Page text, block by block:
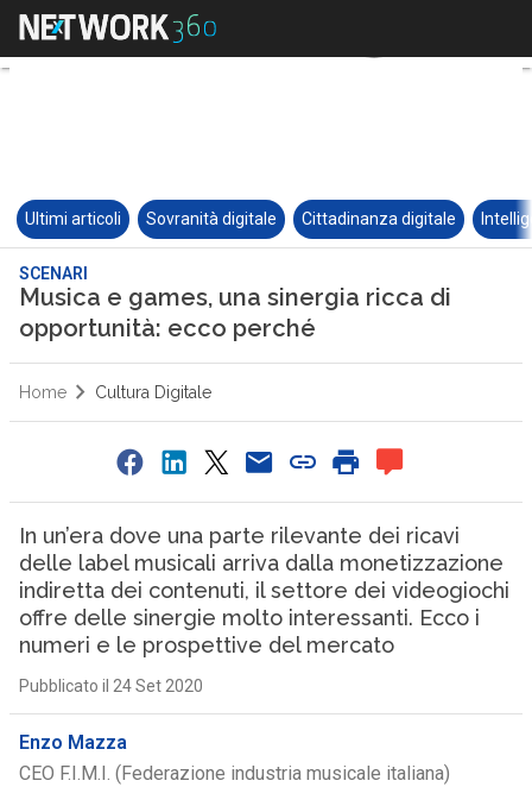
Ultimi articoli Sovranità digitale Cittadinanza digitale
SCENARI
Musica e games, una sinergia ricca di
opportunità: ecco perché
Home Cultura Digitale
In un’era dove una parte rilevante dei ricavi
delle label musicali arriva dalla monetizzazione
indiretta dei contenuti, il settore dei videogiochi
offre delle sinergie molto interessanti. Ecco i
numeri e le prospettive del mercato
Pubblicato il 24 Set 2020
Enzo Mazza
CEO F.I.M.I. (Federazione industria musicale italiana)